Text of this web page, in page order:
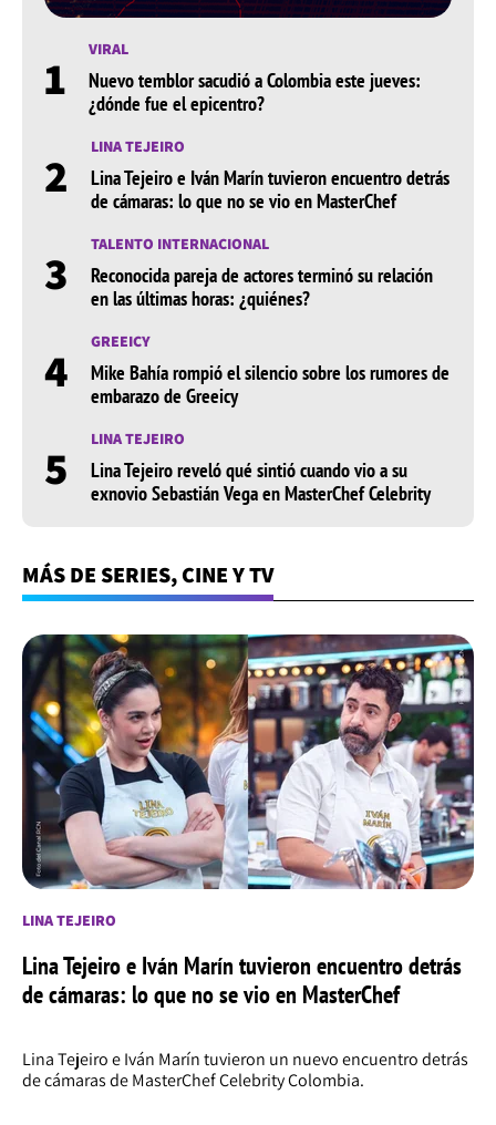
1 VIRAL
Nuevo temblor sacudió a Colombia este jueves:
¿dónde fue el epicentro?
2 LINA TEJEIRO
Lina Tejeiro e Iván Marín tuvieron encuentro detrás
de cámaras: lo que no se vio en MasterChef
3 TALENTO INTERNACIONAL
Reconocida pareja de actores terminó su relación
en las últimas horas: ¿quiénes?
4 GREEICY
Mike Bahía rompió el silencio sobre los rumores de
embarazo de Greeicy
5 LINA TEJEIRO
Lina Tejeiro reveló qué sintió cuando vio a su
exnovio Sebastián Vega en MasterChef Celebrity
MÁS DE SERIES, CINE Y TV
LINA TEJEIRO
Lina Tejeiro e Iván Marín tuvieron encuentro detrás
de cámaras: lo que no se vio en MasterChef
Lina Tejeiro e Iván Marín tuvieron un nuevo encuentro detrás
de cámaras de MasterChef Celebrity Colombia.